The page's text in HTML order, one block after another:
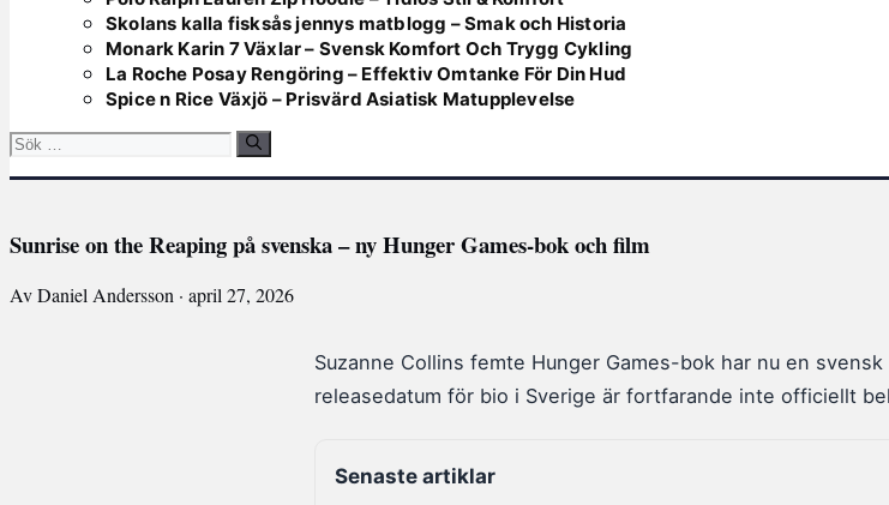
Skolans kalla fisksås jennys matblogg – Smak och Historia
Monark Karin 7 Växlar – Svensk Komfort Och Trygg Cykling
La Roche Posay Rengöring – Effektiv Omtanke För Din Hud
Spice n Rice Växjö – Prisvärd Asiatisk Matupplevelse
Sök
Sunrise on the Reaping på svenska – ny Hunger Games-bok och film
Av Daniel Andersson · april 27, 2026
Suzanne Collins femte Hunger Games-bok har nu en
releasedatum för bio i Sverige är fortfarande inte officiellt
Senaste artiklar